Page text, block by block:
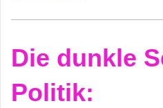
Die dunkle
Politik: